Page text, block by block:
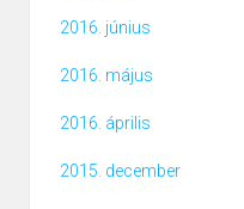
2016. június
2016. május
2016. április
2015. december